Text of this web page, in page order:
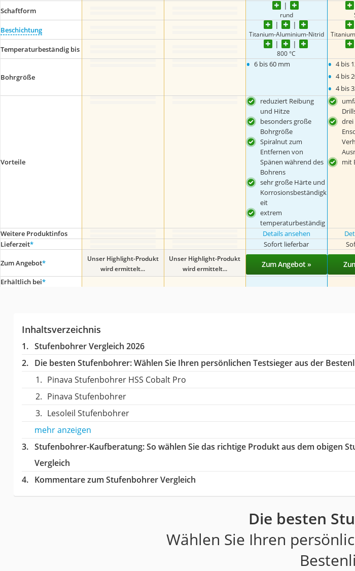
Schaftform rund
Beschichtung Titanium-Aluminium-Nitrid
Temperaturbeständig bis 800 °C
Bohrgröße
• 6 bis 60 mm • 4 bis
• 4 bis
• 4 bis
Vorteile
reduziert Reibung
und Hitze
besonders große
Bohrgröße
Spiralnut zum
Entfernen von
Spänen während des
Bohrens
sehr große Härte und
Korrosionsbeständigk
eit
extrem
temperaturbeständig
drei
mit
Weitere Produktinfos Details ansehen
Lieferzeit* Sofort lieferbar
Zum Angebot*
Unser Highlight-Produkt
wird ermittelt...
Unser Highlight-Produkt
wird ermittelt...
Zum Angebot »
Erhältlich bei*
Inhaltsverzeichnis
Stufenbohrer Vergleich 2026
Die besten Stufenbohrer:Wählen Sie Ihren persönlichen Testsieger aus der
Pinava Stufenbohrer HSS Cobalt Pro
Pinava Stufenbohrer
Lesoleil Stufenbohrer
mehr anzeigen
Stufenbohrer-Kaufberatung: So wählen Sie das richtige Produkt aus dem obigen
Vergleich
Kommentare zum Stufenbohrer Vergleich
Die besten
Wählen Sie Ihren